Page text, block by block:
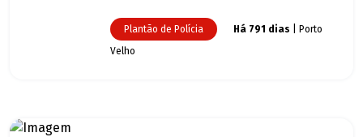
Plantão de Polícia Há 791 dias | Porto
Velho